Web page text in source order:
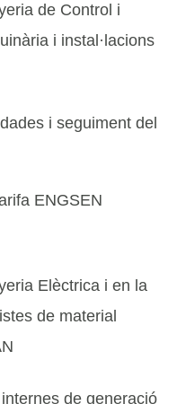
de Control i
i instal·lacions
i seguiment del
ENGSEN
Elèctrica i en la
de material
de generació